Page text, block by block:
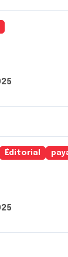
Éditorial